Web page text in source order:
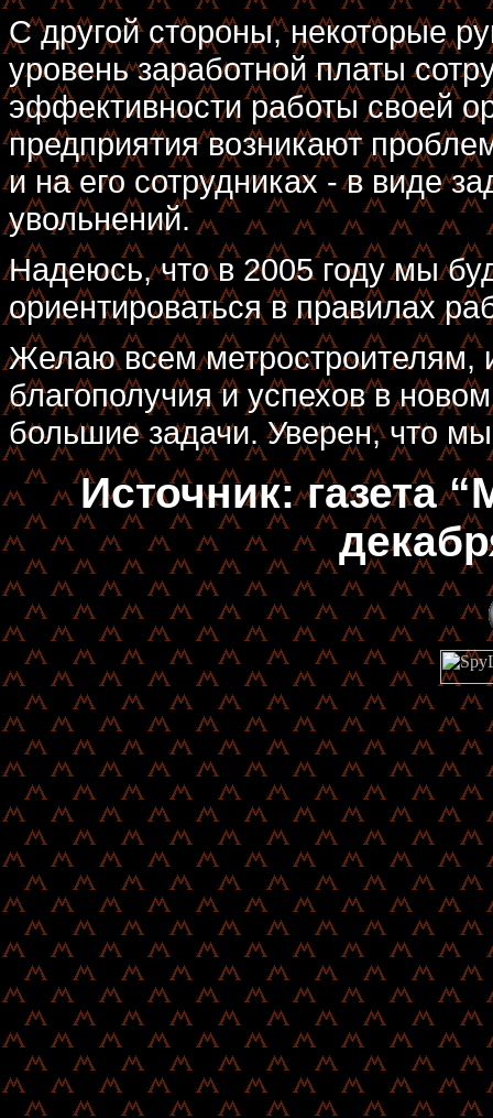
С другой стороны, некоторые
уровень заработной платы
эффективности работы своей
предприятия возникают
и на его сотрудниках - в виде
увольнений.
Надеюсь, что в 2005 году мы
ориентироваться в правилах
Желаю всем метростроителям,
благополучия и успехов в
большие задачи. Уверен, что
Источник: газета